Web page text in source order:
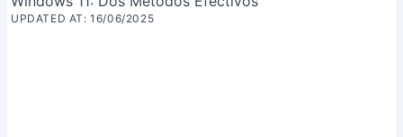
UPDATED AT: 16/06/2025